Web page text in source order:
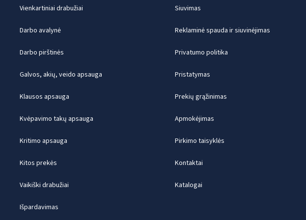
Vienkartiniai drabužiai
Darbo avalynė
Darbo pirštinės
Galvos, akių, veido apsauga
Klausos apsauga
Kvėpavimo takų apsauga
Kritimo apsauga
Kitos prekės
Vaikiški drabužiai
Išpardavimas
Siuvimas
Reklaminė spauda ir siuvinėjimas
Privatumo politika
Pristatymas
Prekių grąžinimas
Apmokėjimas
Pirkimo taisyklės
Kontaktai
Katalogai